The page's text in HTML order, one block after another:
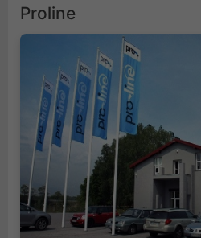
Proline